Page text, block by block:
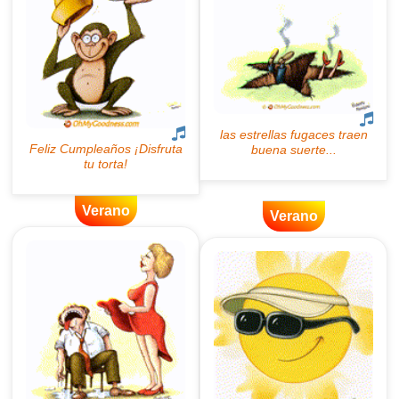
Verano Verano